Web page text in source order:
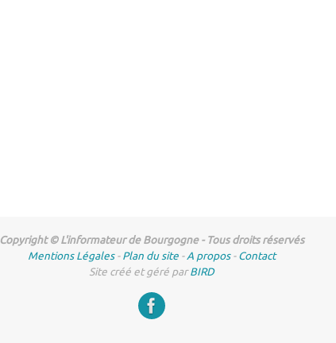
Copyright © L'informateur de Bourgogne - Tous droits réservés
Mentions Légales-Plan du site -A propos-Contact
Site créé et géré parBIRD